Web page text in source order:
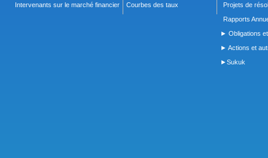
Intervenants sur le marché financier
Courbes des taux
Projets de
Rapports
► Obligations
► Actions et
►Sukuk